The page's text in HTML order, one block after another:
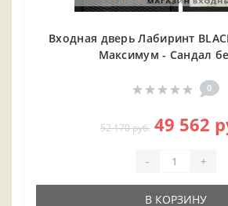
Входная дверь Лабиринт
Максимум - Сандал
0
52 170 руб. 49 562
- +
В КОРЗИНУ